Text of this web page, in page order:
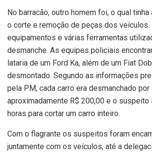
No barracão, outro homem foi, o qual
o corte e remoção de peças dos veículos.
equipamentos e várias ferramentas
desmanche. As equipes policiais
lataria de um Ford Ka, além de um Fiat
desmontado. Segundo as informações
pela PM, cada carro era desmanchado por
aproximadamente R$ 200,00 e o suspeito
horas para cortar um carro inteiro.
Com o flagrante os suspeitos foram
juntamente com os veículos, até a